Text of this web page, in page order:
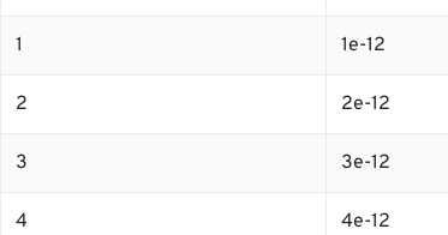
1 1e-12
2 2e-12
3 3e-12
4 4e-12